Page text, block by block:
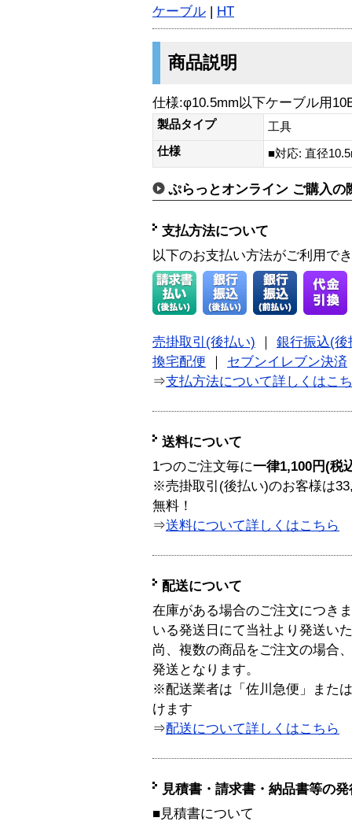
ケーブル | HT
商品説明
仕様:φ10.5mm以下ケーブル用
製品タイプ
工具
仕様
■対応: 直径
ぷらっとオンライン ご購入の
支払方法について
以下のお支払い方法がご利用で
売掛取引(後払い)
銀行振込(後
換宅配便
セブンイレブン決済
⇒支払方法について詳しくはこ
送料について
1つのご注文毎に一律1,100円(税
※売掛取引(後払い)のお客様は
無料！
⇒送料について詳しくはこちら
配送について
在庫がある場合のご注文につき
いる発送日にて当社より発送い
尚、複数の商品をご注文の場合
発送となります。
※配送業者は「佐川急便」また
けます
⇒配送について詳しくはこちら
見積書・請求書・納品書等の
■見積書について